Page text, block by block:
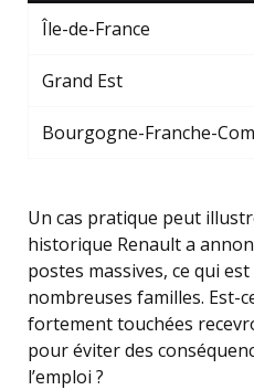
Île-de-France
Grand Est
Bourgogne-Franche-
Un cas pratique peut
historique Renault a
postes massives, ce qui
nombreuses familles. Est-
fortement touchées
pour éviter des
l’emploi ?